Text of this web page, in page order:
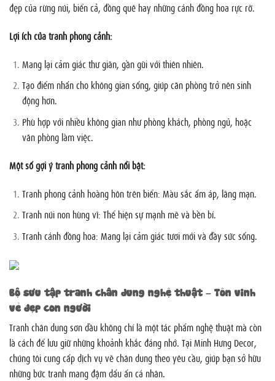
đẹp của rừng núi, biển cả, đồng quê hay những cánh đồng hoa rực rỡ.
Lợi ích của tranh phong cảnh:
Mang lại cảm giác thư giãn, gần gũi với thiên nhiên.
Tạo điểm nhấn cho không gian sống, giúp căn phòng trở nên sinh
động hơn.
Phù hợp với nhiều không gian như phòng khách, phòng ngủ, hoặc
văn phòng làm việc.
Một số gợi ý tranh phong cảnh nổi bật:
Tranh phong cảnh hoàng hôn trên biển: Màu sắc ấm áp, lãng mạn.
Tranh núi non hùng vĩ: Thể hiện sự mạnh mẽ và bền bỉ.
Tranh cánh đồng hoa: Mang lại cảm giác tươi mới và đầy sức sống.
Bộ sưu tập tranh chân dung nghệ thuật – Tôn vinh
vẻ đẹp con người
Tranh chân dung sơn dầu không chỉ là một tác phẩm nghệ thuật mà còn
là cách để lưu giữ những khoảnh khắc đáng nhớ. Tại Minh Hưng Decor,
chúng tôi cung cấp dịch vụ vẽ chân dung theo yêu cầu, giúp bạn sở hữu
những bức tranh mang đậm dấu ấn cá nhân.